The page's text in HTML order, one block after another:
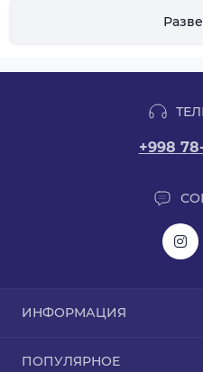
+998 78-
ИНФОРМАЦИЯ
ПОПУЛЯРНОЕ